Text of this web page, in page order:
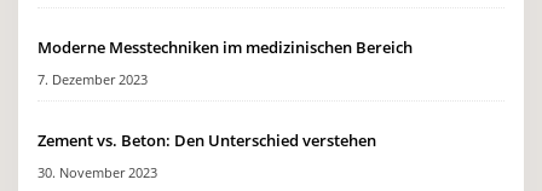
Moderne Messtechniken im medizinischen Bereich
7. Dezember 2023
Zement vs. Beton: Den Unterschied verstehen
30. November 2023